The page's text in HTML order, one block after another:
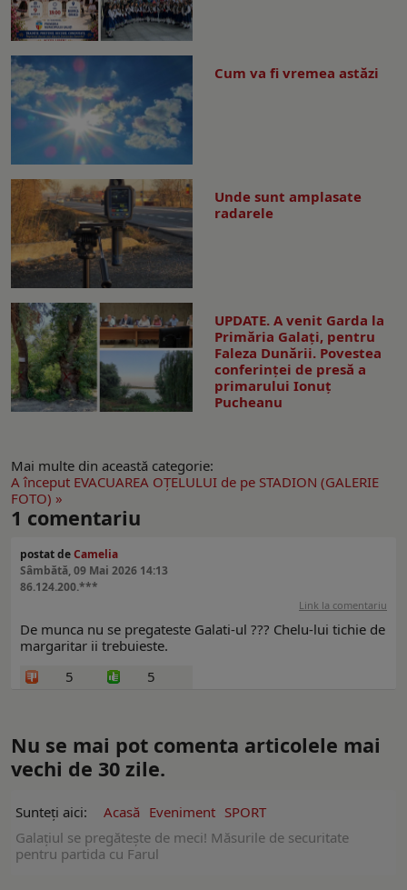
Cum va fi vremea astăzi
Unde sunt amplasate
radarele
UPDATE. A venit Garda la
Primăria Galaţi, pentru
Faleza Dunării. Povestea
conferinţei de presă a
primarului Ionuţ
Pucheanu
Mai multe din această categorie:
A început EVACUAREA OŢELULUI de pe STADION (GALERIE
FOTO) »
1 comentariu
postat deCamelia
Sâmbătă, 09 Mai 2026 14:13
86.124.200.***
Link la comentariu
De munca nu se pregateste Galati-ul ??? Chelu-lui tichie de
margaritar ii trebuieste.
5
5
Nu se mai pot comenta articolele mai
vechi de 30 zile.
Sunteți aici: Acasă Eveniment SPORT
Galațiul se pregătește de meci! Măsurile de securitate
pentru partida cu Farul